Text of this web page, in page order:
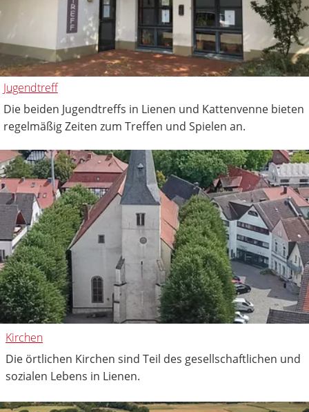
Jugendtreff
Die beiden Jugendtreffs in Lienen und Kattenvenne bieten
regelmäßig Zeiten zum Treffen und Spielen an.
Kirchen
Die örtlichen Kirchen sind Teil des gesellschaftlichen und
sozialen Lebens in Lienen.